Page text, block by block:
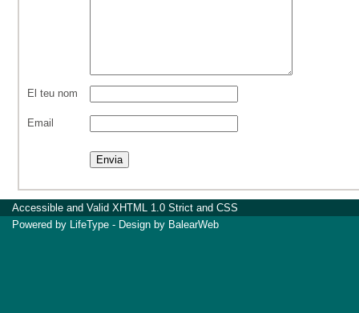
El teu nom
Email
Accessible and Valid XHTML 1.0 Strict and CSS
Powered by
LifeType - Design by BalearWeb